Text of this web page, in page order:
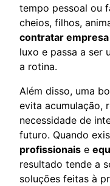
tempo pessoal ou
cheios, filhos,
contratar
luxo e passa a ser
a rotina.
Além disso, uma
evita acumulação,
necessidade de
futuro. Quando
profissionais e
resultado tende a
soluções feitas à